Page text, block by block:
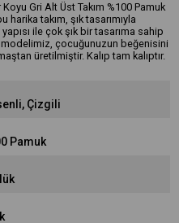
Gri Alt Üst Takım %100 Pamuk
takım, şık tasarımıyla
ile çok şık bir tasarıma sahip
çocuğunuzun beğenisini
üretilmiştir. Kalıp tam kalıptır.
Çizgili
Pamuk